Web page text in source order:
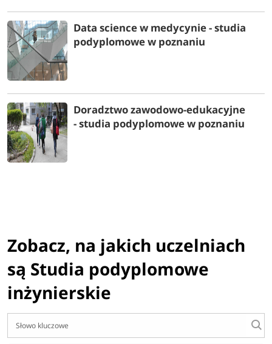
Data science w medycynie - studia
podyplomowe w poznaniu
Doradztwo zawodowo-edukacyjne
- studia podyplomowe w poznaniu
Zobacz, na jakich uczelniach
są Studia podyplomowe
inżynierskie